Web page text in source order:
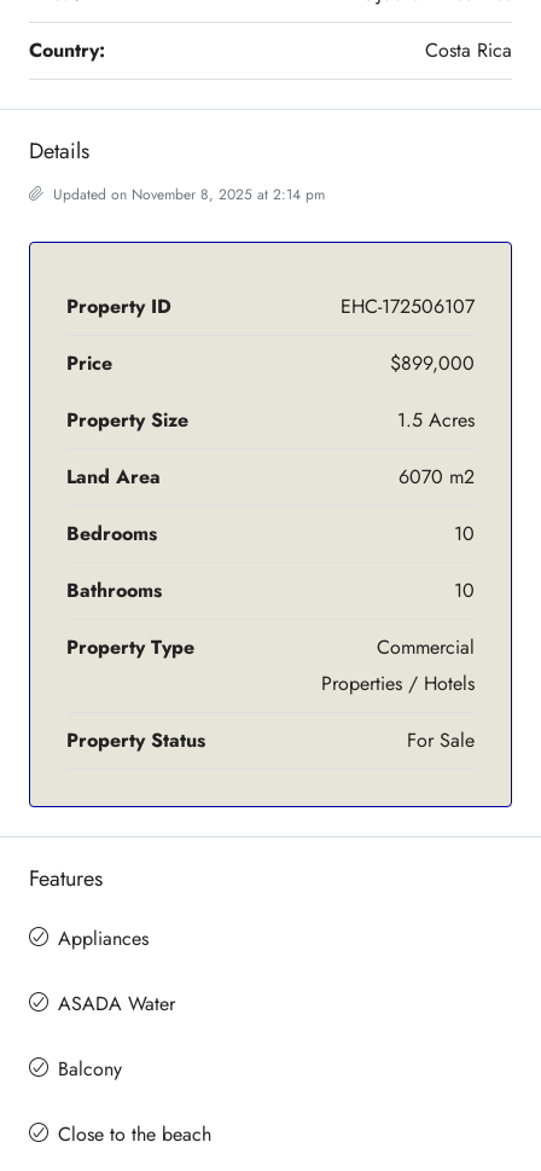
Country: Costa Rica
Details
Updated on November 8, 2025 at 2:14 pm
Property ID EHC-172506107
Price $899,000
Property Size 1.5 Acres
Land Area 6070 m2
Bedrooms 10
Bathrooms 10
Property Type
Commercial
Properties / Hotels
Property Status For Sale
Features
Appliances
ASADA Water
Balcony
Close to the beach